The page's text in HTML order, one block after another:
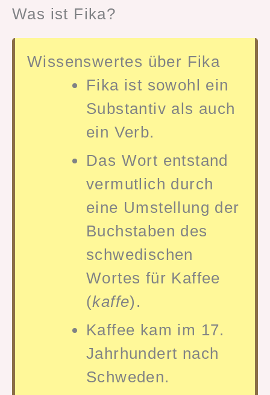
Was ist Fika?
Wissenswertes über Fika
Fika ist sowohl ein
Substantiv als auch
ein Verb.
Das Wort entstand
vermutlich durch
eine Umstellung der
Buchstaben des
schwedischen
Wortes für Kaffee
(kaffe).
Kaffee kam im 17.
Jahrhundert nach
Schweden.